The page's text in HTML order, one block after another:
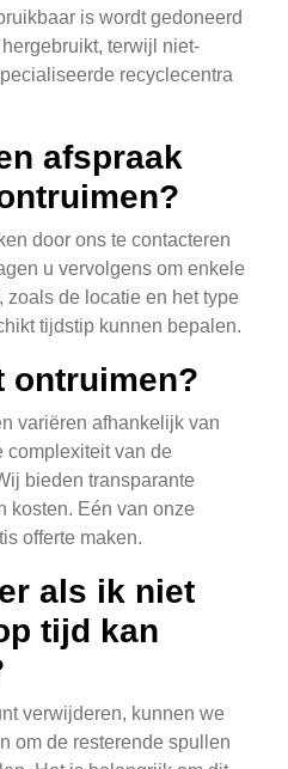
is wordt gedoneerd
terwijl niet-
recyclecentra
afspraak
door ons te contacteren
u vervolgens om enkele
zoals de locatie en het type
tijdstip kunnen bepalen.
ontruimen?
variëren afhankelijk van
complexiteit van de
bieden transparante
kosten. Eén van onze
offerte maken.
als ik niet
tijd kan
verwijderen, kunnen we
om de resterende spullen